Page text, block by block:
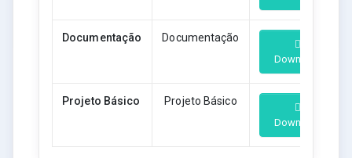
Documentação Documentação
Download
Projeto Básico Projeto Básico
Download